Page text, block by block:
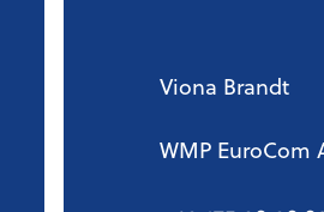
Viona Brandt
WMP EuroCom